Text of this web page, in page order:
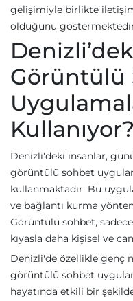
gelişimiyle birlikte
olduğunu
Görüntülü
Kullanıyor?
Denizli'deki insanlar,
görüntülü sohbet
kullanmaktadır. Bu
ve bağlantı kurma
Görüntülü sohbet,
kıyasla daha kişisel ve
Denizli'de özellikle genç
görüntülü sohbet
hayatında etkili bir